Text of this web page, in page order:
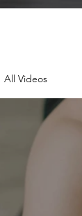
All Videos